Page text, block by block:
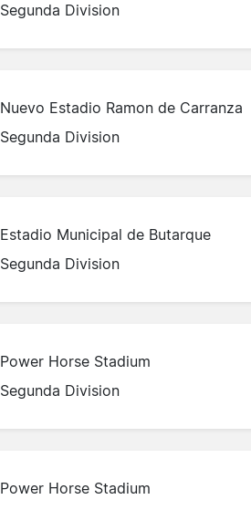
Segunda Division
Nuevo Estadio Ramon de Carranza
Segunda Division
Estadio Municipal de Butarque
Segunda Division
Power Horse Stadium
Segunda Division
Power Horse Stadium